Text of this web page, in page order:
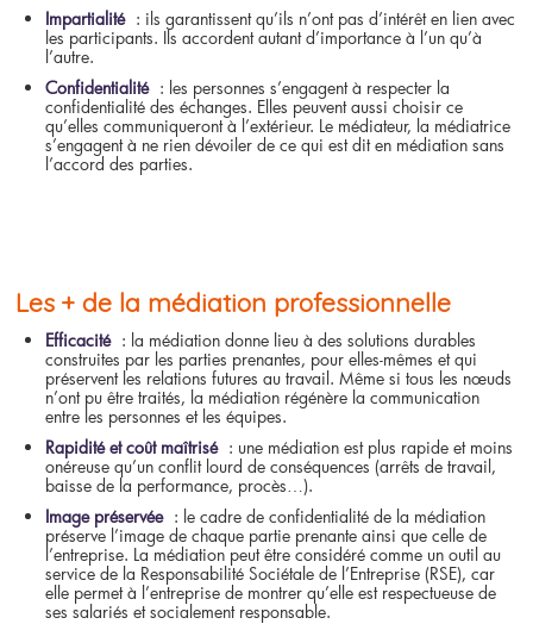
Impartialité: ils garantissent qu’ils n’ont pas d’intérêt en lien avec
les participants. Ils accordent autant d’importance à l’un qu’à
l’autre.
Confidentialité: les personnes s’engagent à respecter la
confidentialité des échanges. Elles peuvent aussi choisir ce
qu’elles communiqueront à l’extérieur. Le médiateur, la médiatrice
s’engagent à ne rien dévoiler de ce qui est dit en médiation sans
l’accord des parties.
Les + de la médiation professionnelle
Efficacité: la médiation donne lieu à des solutions durables
construites par les parties prenantes, pour elles-mêmes et qui
préservent les relations futures au travail. Même si tous les nœuds
n’ont pu être traités, la médiation régénère la communication
entre les personnes et les équipes.
Rapidité et coût maîtrisé: une médiation est plus rapide et moins
onéreuse qu’un conflit lourd de conséquences (arrêts de travail,
baisse de la performance, procès…).
Image préservée: le cadre de confidentialité de la médiation
préserve l’image de chaque partie prenante ainsi que celle de
l’entreprise. La médiation peut être considéré comme un outil au
service de la Responsabilité Sociétale de l’Entreprise (RSE), car
elle permet à l’entreprise de montrer qu’elle est respectueuse de
ses salariés et socialement responsable.